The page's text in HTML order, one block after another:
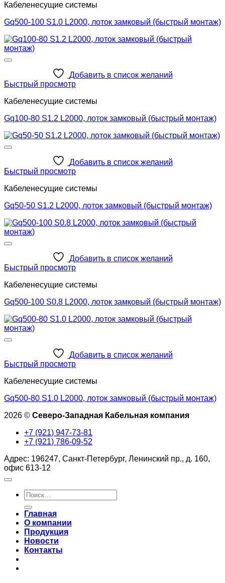
Кабеленесущие системы
Gq500-100 S1.0 L2000, лоток замковый (быстрый монтаж)
Добавить в список желаний
Быстрый просмотр
Кабеленесущие системы
Gq100-80 S1.2 L2000, лоток замковый (быстрый монтаж)
Добавить в список желаний
Быстрый просмотр
Кабеленесущие системы
Gq50-50 S1.2 L2000, лоток замковый (быстрый монтаж)
Добавить в список желаний
Быстрый просмотр
Кабеленесущие системы
Gq500-100 S0.8 L2000, лоток замковый (быстрый монтаж)
Добавить в список желаний
Быстрый просмотр
Кабеленесущие системы
Gq500-80 S1.0 L2000, лоток замковый (быстрый монтаж)
2026 © Северо-Западная Кабельная компания
+7 (921) 947-73-81
+7 (921) 786-09-52
Адрес: 196247, Санкт-Петербург, Ленинский пр., д. 160,
офис 613-12
Искать:
Главная
О компании
Продукция
Новости
Контакты